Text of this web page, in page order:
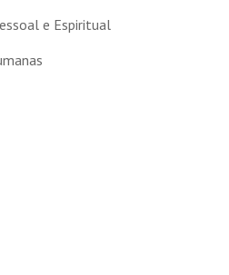
e Espiritual